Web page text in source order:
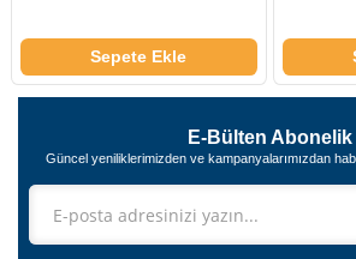
Sepete Ekle
E-Bülten Abonelik
Güncel yeniliklerimizden ve kampanyalarımızdan